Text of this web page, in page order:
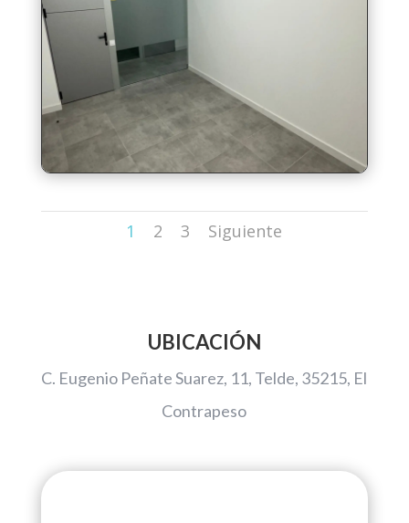
1 2 3 Siguiente
UBICACIÓN
C. Eugenio Peñate Suarez, 11, Telde, 35215, El
Contrapeso